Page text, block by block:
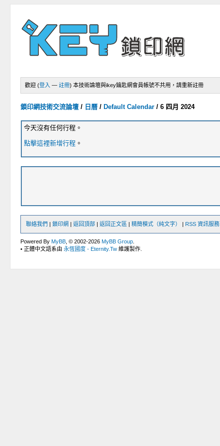
歡迎 (登入 —註冊) 本技術論壇與ikey鑰匙網會員帳號不共用，請重新註冊
鎖印網技術交流論壇 / 日曆 / Default Calendar /6 四月 2024
今天沒有任何行程。
點擊這裡新增行程 。
聯絡我們 |鎖印網 |返回頂部 |返回正文區 |精簡模式（純文字） | RSS 資訊服務
Powered ByMyBB , © 2002-2026MyBB Group
• 正體中文語系由永恆國度 - Eternity.Tw 維護製作.